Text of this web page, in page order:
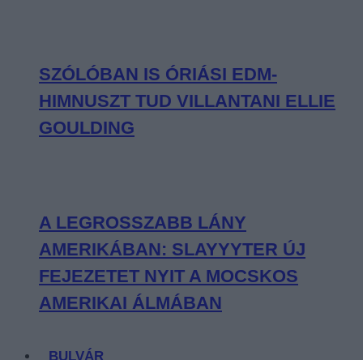
SZÓLÓBAN IS ÓRIÁSI EDM-
HIMNUSZT TUD VILLANTANI ELLIE
GOULDING
A LEGROSSZABB LÁNY
AMERIKÁBAN: SLAYYYTER ÚJ
FEJEZETET NYIT A MOCSKOS
AMERIKAI ÁLMÁBAN
BULVÁR